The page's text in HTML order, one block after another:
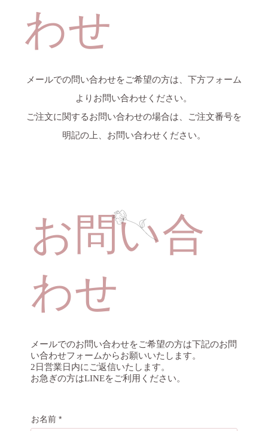
​お問い合
わせ
メールでのお問い合わせをご希望の方は下記のお問
い合わせフォームからお願いいたします。
2日営業日内にご返信いたします。
お急ぎの方はLINEをご利用ください。
お名前
メールでの問い合わせをご希望の方は、下方フォーム
よりお問い合わせください。
ご注文に関するお問い合わせの場合は、ご注文番号を
明記の上、お問い合わせください。
わせ